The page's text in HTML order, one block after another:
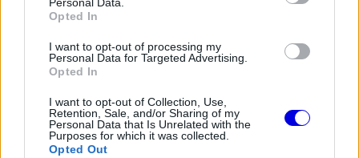
Opted In
I want to opt-out of processing my
Personal Data for Targeted Advertising.
Opted In
I want to opt-out of Collection, Use,
Retention, Sale, and/or Sharing of my
Personal Data that Is Unrelated with the
Purposes for which it was collected.
Opted Out
Összecsukás
↳ Válasz @ÜvöltőV8
Versenyeznikénevagymi
Jogos.